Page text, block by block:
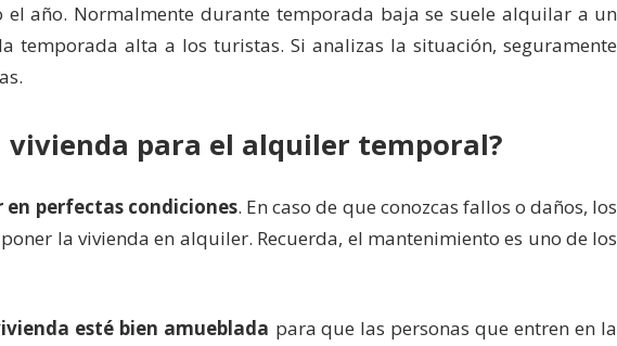
año. Normalmente durante temporada baja se suele alquilar a un
alta a los turistas. Si analizas la situación, seguramente
vivienda para el alquiler temporal?
en perfectas condiciones. En caso de que conozcas fallos o daños, los
la vivienda en alquiler. Recuerda, el mantenimiento es uno de los
esté bien amueblada para que las personas que entren en la